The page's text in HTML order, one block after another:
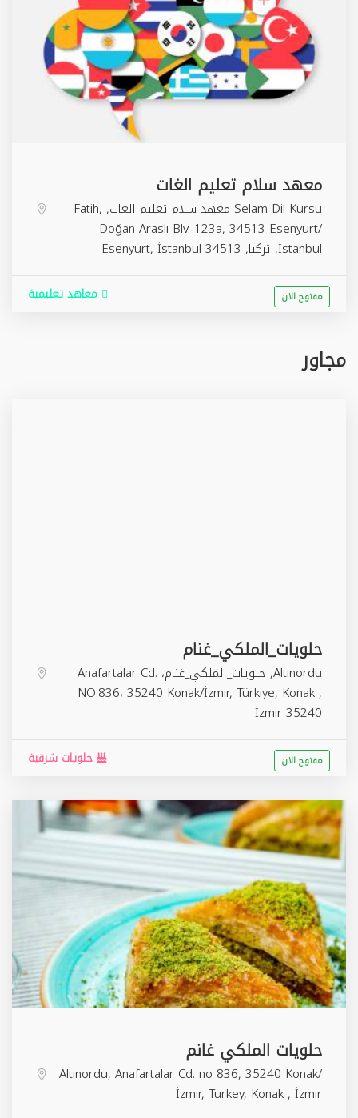
معهد سلام تعليم الغات
Selam Dil Kursu معهد سلام تعليم الغات, Fatih,
Doğan Araslı Blv. 123a, 34513 Esenyurt/
İstanbul, تركيا,
Esenyurt, İstanbul 34513
معاهد تعليمية مفتوح الان
مجاور
حلويات_الملكي_غنام
Altınordu, حلويات_الملكي_غنام، Anafartalar Cd.
NO:836، 35240 Konak/İzmir, Türkiye, Konak,
İzmir35240
حلويات شرقية مفتوح الان
حلويات الملكي غانم
Altınordu, Anafartalar Cd. no 836, 35240 Konak/
İzmir, Turkey, Konak, İzmir